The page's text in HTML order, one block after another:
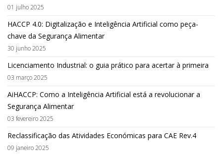
01 julho 2025
HACCP 4.0: Digitalização e Inteligência Artificial como peça-
chave da Segurança Alimentar
30 junho 2025
Licenciamento Industrial: o guia prático para acertar à primeira
03 março 2025
AiHACCP: Como a Inteligência Artificial está a revolucionar a
Segurança Alimentar
03 fevereiro 2025
Reclassificação das Atividades Económicas para CAE Rev.4
09 janeiro 2025